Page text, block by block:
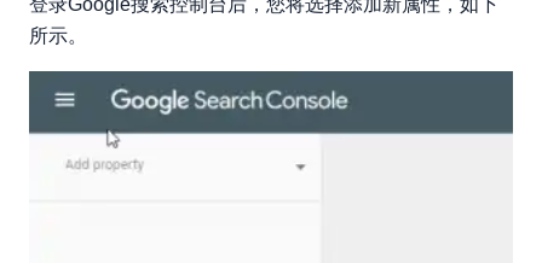
登录Google搜索控制台后，您将选择添加新属性，如下
所示。